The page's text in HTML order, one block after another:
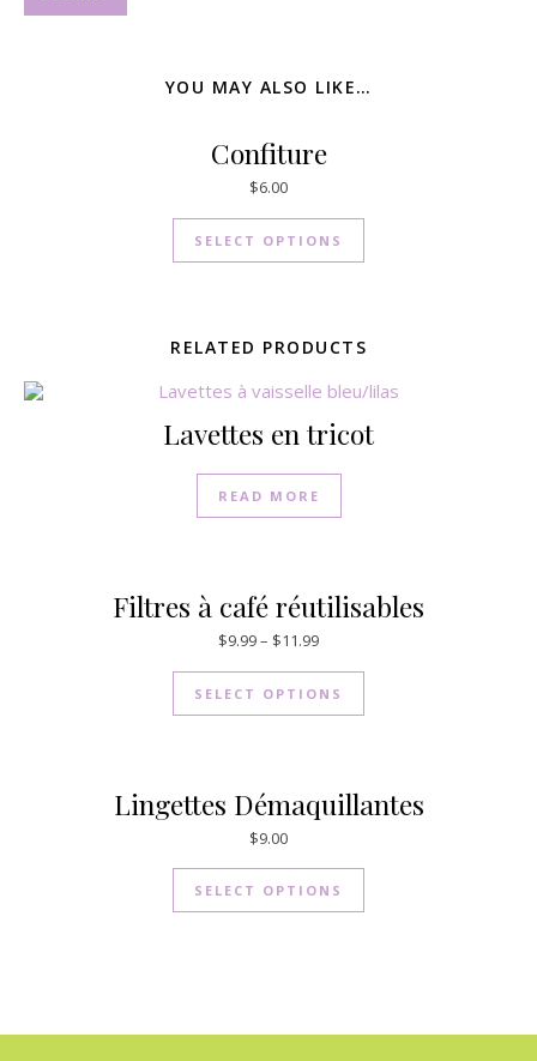
YOU MAY ALSO LIKE…
Confiture
$6.00
SELECT OPTIONS
RELATED PRODUCTS
Lavettes en tricot
READ MORE
Filtres à café réutilisables
$9.99– $11.99
SELECT OPTIONS
Lingettes Démaquillantes
$9.00
SELECT OPTIONS